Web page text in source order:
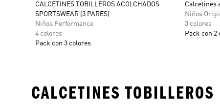
CALCETINES TOBILLEROS ACOLCHADOS
SPORTSWEAR (3 PARES)
Niños Performance
4 colores
Pack con 3 colores
Calcetines
Niños
3 colores
Pack con 2
CALCETINES